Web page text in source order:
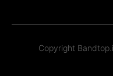
Copyright